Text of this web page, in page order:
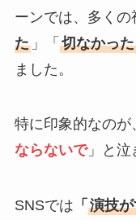
ーンでは、多くの
た」「 切なかった
ました。
特に印象的なのが
ならないで」と泣
SNSでは 「 演技